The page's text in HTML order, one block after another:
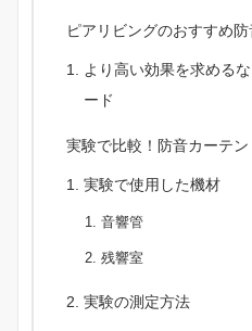
ピアリビングのおすすめ
より高い効果を求める
ード
実験で比較！防音カーテ
実験で使用した機材
音響管
残響室
実験の測定方法